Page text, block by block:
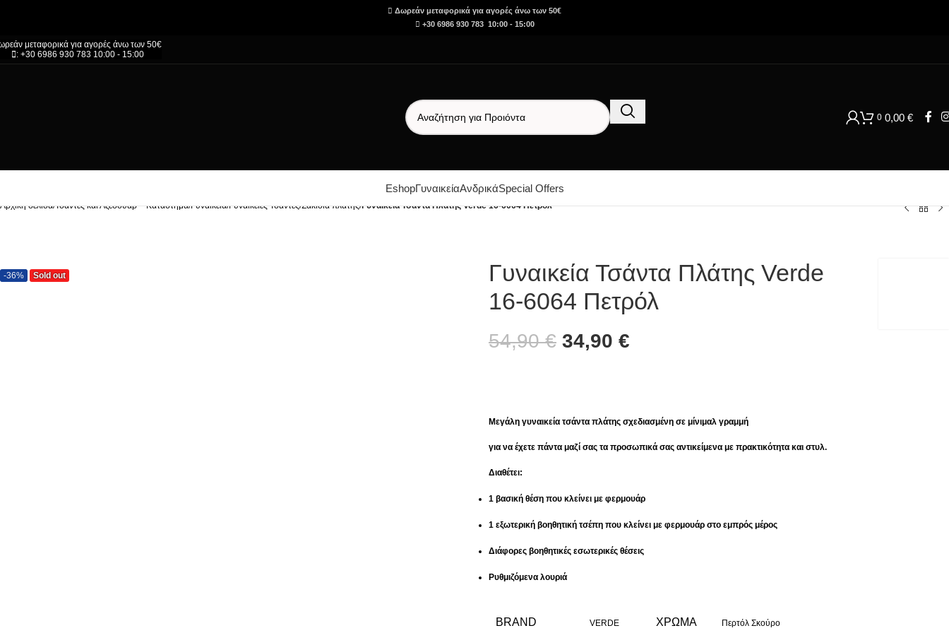
Δωρεάν μεταφορικά για αγορές άνω των 50€
+30 6986 930 783 10:00 - 15:00
μεταφορικά για αγορές άνω των 50€
: +30 6986 930 783 10:00 - 15:00
0 0,00 €
EshopΓυναικείαΑνδρικάSpecial Offers
Αρχική σελίδα/Τσάντες και Αξεσουάρ – Κατάστημα/Γυναικεία/Γυναικείες Τσάντες/Σακίδια πλάτης/Γυναικεία Τσάντα Πλάτης Verde 16-6064 Πετρόλ
-36% Sold out
Γυναικεία Τσάντα Πλάτης Verde
16-6064 Πετρόλ
54,90€ 34,90 €
Μεγάλη γυναικεία τσάντα πλάτης σχεδιασμένη σε μίνιμαλ γραμμή
για να έχετε πάντα μαζί σας τα προσωπικά σας αντικείμενα με πρακτικότητα και στυλ.
Διαθέτει:
1 βασική θέση που κλείνει με φερμουάρ
1 εξωτερική βοηθητική τσέπη που κλείνει με φερμουάρ στο εμπρός μέρος
Διάφορες βοηθητικές εσωτερικές θέσεις
Ρυθμιζόμενα λουριά
BRAND VERDE ΧΡΏΜΑ Περτόλ Σκούρο